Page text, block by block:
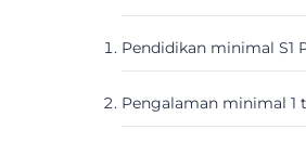
Pendidikan minimal S1
Pengalaman minimal 1